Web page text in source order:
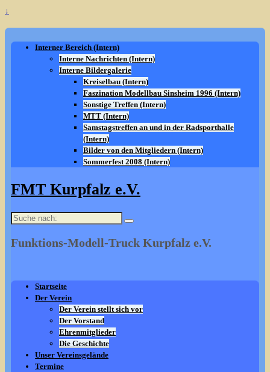
↓
Interner Bereich (Intern)
Interne Nachrichten (Intern)
Interne Bildergalerie
Kreiselbau (Intern)
Faszination Modellbau Sinsheim 1996 (Intern)
Sonstige Treffen (Intern)
MTT (Intern)
Samstagstreffen an und in der Radsporthalle
(Intern)
Bilder von den Mitgliedern (Intern)
Sommerfest 2008 (Intern)
FMT Kurpfalz e.V.
Suche
Funktions-Modell-Truck Kurpfalz e.V.
Startseite
Der Verein
Der Verein stellt sich vor
Der Vorstand
Ehrenmitglieder
Die Geschichte
Unser Vereinsgelände
Termine